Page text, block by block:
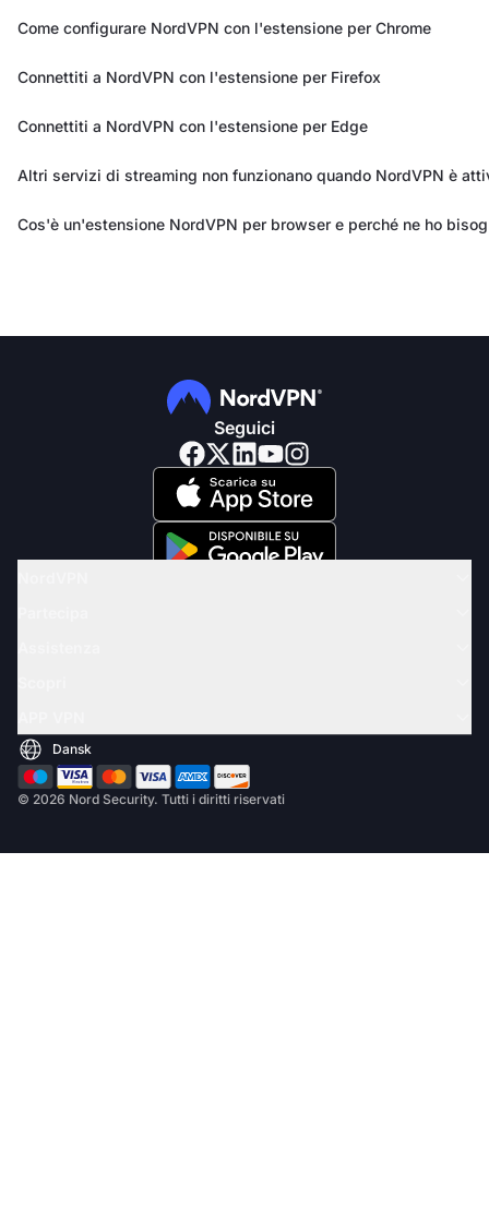
Come configurare NordVPN con l'estensione per Chrome
Connettiti a NordVPN con l'estensione per Firefox
Connettiti a NordVPN con l'estensione per Edge
Altri servizi di streaming non funzionano quando NordVPN è
Cos'è un'estensione NordVPN per browser e perché ne ho
Seguici
© 2026 Nord Security. Tutti i diritti riservati